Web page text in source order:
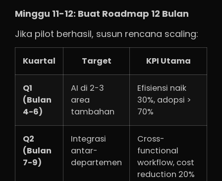
Minggu 11-12: Buat Roadmap 12 Bulan
Jika pilot berhasil, susun rencana scaling:
Kuartal Target KPI Utama
Q1
(Bulan
4-6)
AI di 2-3
area
tambahan
Efisiensi naik
30%, adopsi >
70%
Q2
(Bulan
7-9)
Integrasi
antar-
departemen
Cross-
functional
workflow, cost
reduction 20%